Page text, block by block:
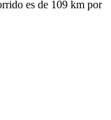
es de 109 km por